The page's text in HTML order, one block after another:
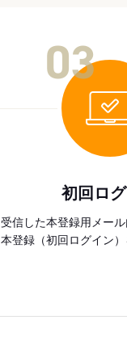
初回ロ
受信した本登録用メー
本登録（初回ログイン）